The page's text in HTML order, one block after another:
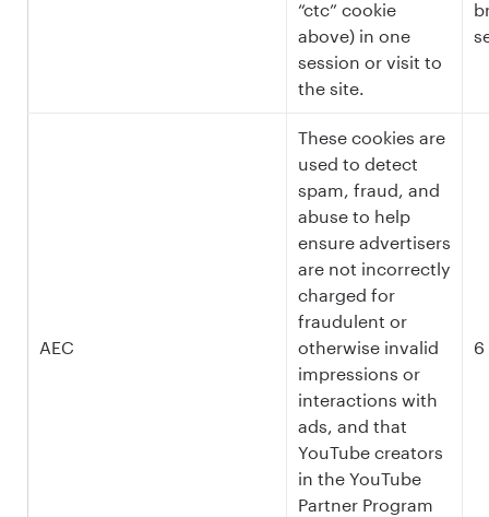
“ctc” cookie
above) in one
session or visit to
the site.
AEC
These cookies are
used to detect
spam, fraud, and
abuse to help
ensure advertisers
are not incorrectly
charged for
fraudulent or
otherwise invalid
impressions or
interactions with
ads, and that
YouTube creators
in the YouTube
Partner Program
6